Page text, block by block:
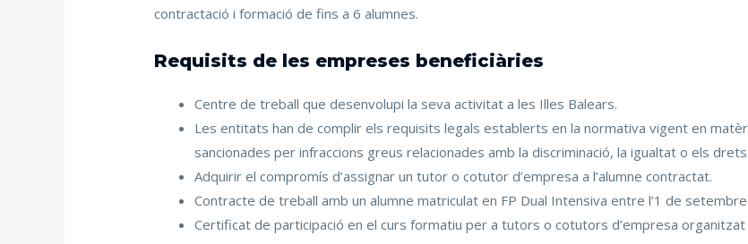
contractació i formació de fins a 6 alumnes.
Requisits de les empreses beneficiàries
Centre de treball que desenvolupi la seva activitat a les Illes Balears.
Les entitats han de complir els requisits legals establerts en la normativa vigent en
sancionades per infraccions greus relacionades amb la discriminació, la igualtat o els drets
Adquirir el compromís d’assignar un tutor o cotutor d’empresa a l’alumne contractat.
Contracte de treball amb un alumne matriculat en FP Dual Intensiva entre l’1 de
Certificat de participació en el curs formatiu per a tutors o cotutors d’empresa organitzat